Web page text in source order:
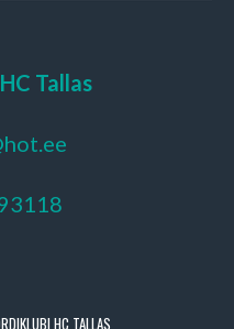
Tallas
HC TALLAS